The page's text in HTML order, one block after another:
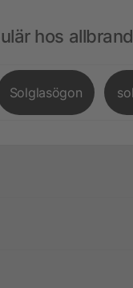
hos
Solglasögon